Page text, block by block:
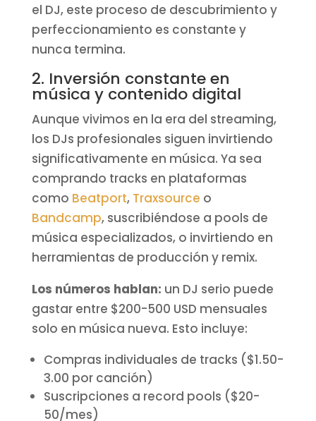
el DJ, este proceso de descubrimiento y
perfeccionamiento es constante y
nunca termina.
2. Inversión constante en
música y contenido digital
Aunque vivimos en la era del streaming,
los DJs profesionales siguen invirtiendo
significativamente en música. Ya sea
comprando tracks en plataformas
como Beatport, Traxsource o
Bandcamp, suscribiéndose a pools de
música especializados, o invirtiendo en
herramientas de producción y remix.
Los números hablan: un DJ serio puede
gastar entre $200-500 USD mensuales
solo en música nueva. Esto incluye:
Compras individuales de tracks ($1.50-
3.00 por canción)
Suscripciones a record pools ($20-
50/mes)